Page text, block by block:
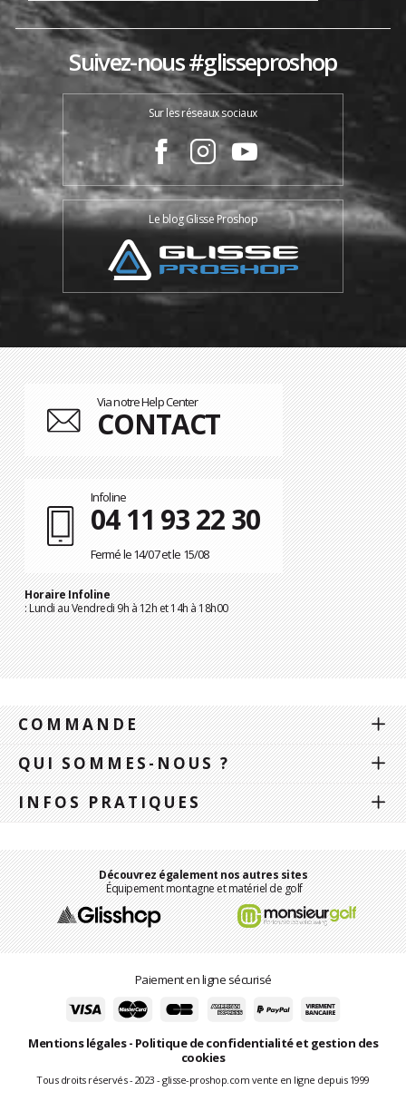
Suivez-nous #glisseproshop
Sur les réseaux sociaux
Le blog Glisse Proshop
Via notre Help Center
CONTACT
Infoline
04 11 93 22 30
Fermé le 14/07 et le 15/08
Horaire Infoline
: Lundi au Vendredi 9h à 12h et 14h à 18h00
COMMANDE
QUI SOMMES-NOUS ?
INFOS PRATIQUES
Découvrez également nos autres sites
Équipement montagne et matériel de golf
Paiement en ligne sécurisé
Mentions légales- Politique de confidentialité et gestion des
cookies
Tous droits réservés - 2023 - glisse-proshop.com vente en ligne depuis 1999